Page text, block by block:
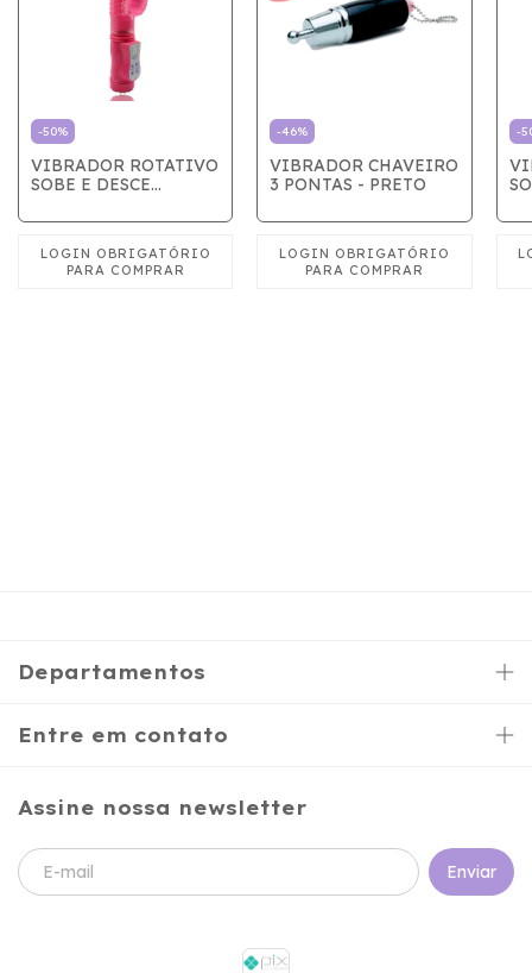
-50%
VIBRADOR ROTATIVO
SOBE E DESCE
ESTIMULADOR ROSA
-46%
VIBRADOR CHAVEIRO
3 PONTAS - PRETO
-
Departamentos
Entre em contato
Assine nossa newsletter